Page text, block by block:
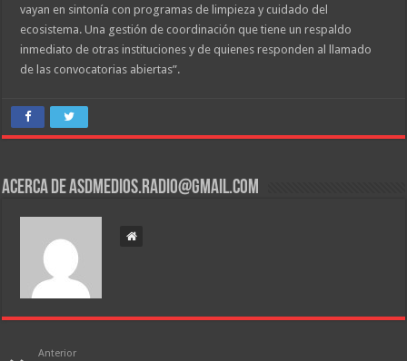
vayan en sintonía con programas de limpieza y cuidado del
ecosistema. Una gestión de coordinación que tiene un respaldo
inmediato de otras instituciones y de quienes responden al llamado
de las convocatorias abiertas”.
Acerca de asdmedios.radio@gmail.com
Anterior